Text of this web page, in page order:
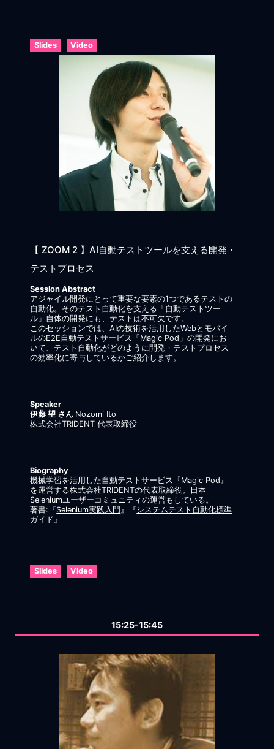
Slides Video
【 ZOOM 2 】AI自動テストツールを支える開発・
テストプロセス
Session Abstract
アジャイル開発にとって重要な要素の1つであるテストの
自動化。そのテスト自動化を支える「自動テストツー
ル」自体の開発にも、テストは不可欠です。
このセッションでは、AIの技術を活用したWebとモバイ
ルのE2E自動テストサービス「Magic Pod」の開発にお
いて、テスト自動化がどのように開発・テストプロセス
の効率化に寄与しているかご紹介します。
Speaker
伊藤 望 さん Nozomi Ito
株式会社TRIDENT 代表取締役
Biography
機械学習を活用した自動テストサービス『Magic Pod』
を運営する株式会社TRIDENTの代表取締役。日本
Seleniumユーザーコミュニティの運営もしている。
著書:『Selenium実践入門 』『システムテスト自動化標準
ガイド 』
Slides Video
15:25-15:45